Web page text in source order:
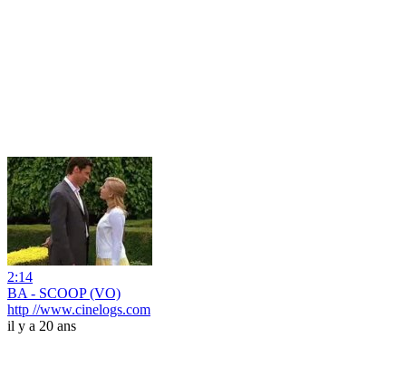
2:14
BA - SCOOP (VO)
http //www.cinelogs.com
il y a 20 ans